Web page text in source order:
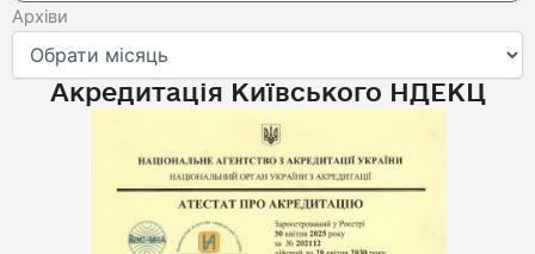
Архіви
Архіви
Акредитація Київського НДЕКЦ